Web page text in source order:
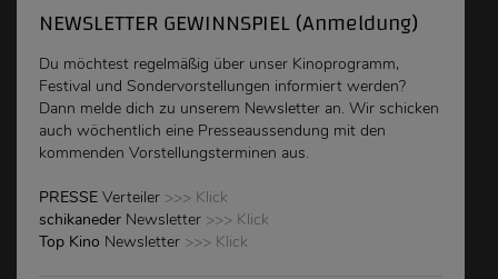
NEWSLETTER GEWINNSPIEL (Anmeldung)
Du möchtest regelmäßig über unser Kinoprogramm,
Festival und Sondervorstellungen informiert werden?
Dann melde dich zu unserem Newsletter an. Wir schicken
auch wöchentlich eine Presseaussendung mit den
kommenden Vorstellungsterminen aus.
PRESSE Verteiler >>> Klick
schikaneder Newsletter >>> Klick
Top Kino Newsletter >>> Klick